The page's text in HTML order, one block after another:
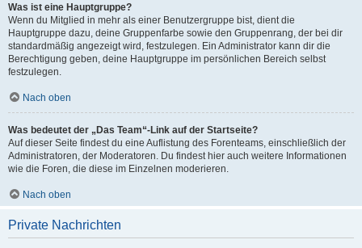
Was ist eine Hauptgruppe?
Wenn du Mitglied in mehr als einer Benutzergruppe bist, dient die
Hauptgruppe dazu, deine Gruppenfarbe sowie den Gruppenrang, der bei dir
standardmäßig angezeigt wird, festzulegen. Ein Administrator kann dir die
Berechtigung geben, deine Hauptgruppe im persönlichen Bereich selbst
festzulegen.
Nach oben
Was bedeutet der „Das Team“-Link auf der Startseite?
Auf dieser Seite findest du eine Auflistung des Forenteams, einschließlich der
Administratoren, der Moderatoren. Du findest hier auch weitere Informationen
wie die Foren, die diese im Einzelnen moderieren.
Nach oben
Private Nachrichten